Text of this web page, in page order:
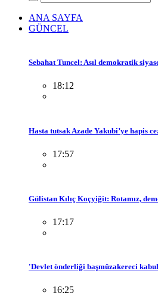
ANA SAYFA
GÜNCEL
Sebahat Tuncel: Asıl demokratik
18:12
Hasta tutsak Azade Yakubi’ye hapis
17:57
Gülistan Kılıç Koçyiğit: Rotamız,
17:17
'Devlet önderliği başmüzakereci
16:25